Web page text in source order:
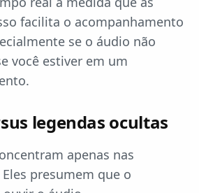
facilita o acompanhamento
se o áudio não
você estiver em um
legendas ocultas
apenas nas
presumem que o